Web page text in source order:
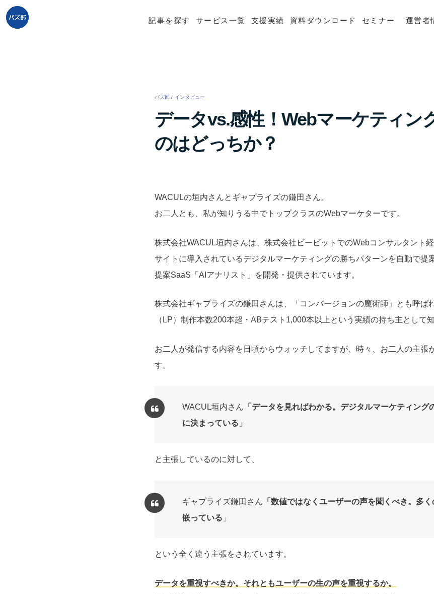
記事を探す サービス一覧 支援実績 資料ダウンロード セミナー 運営者
バズ部 / インタビュー
データvs.感性！Webマーケティン
のはどっちか？
WACULの垣内さんとギャプライズの鎌田さん。
お二人とも、私が知りうる中でトップクラスのWebマーケターです。
株式会社WACUL垣内さんは、株式会社ビービットでのWebコンサルタント
サイトに導入されているデジタルマーケティングの勝ちパターンを自動で提
提案SaaS「AIアナリスト」を開発・提供されています。
株式会社ギャプライズの鎌田さんは、「コンバージョンの魔術師」とも呼ば
（LP）制作本数200本超・ABテスト1,000本以上という実績の持ち主として
お二人が発信する内容を日頃からウォッチしてますが、時々、お二人の主張
す。
WACUL垣内さん 「データを見ればわかる。デジタルマーケティング
に決まっている」
と主張しているのに対して、
ギャプライズ鎌田さん 「数値ではなくユーザーの声を聞くべき。多
嵌っている 」
という全く違う主張をされています。
データを重視すべきか。それともユーザーの生の声を重視するか。